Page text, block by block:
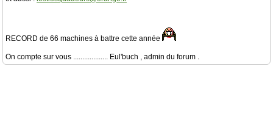
RECORD de 66 machines à battre cette année
On compte sur vous ................... Eul'buch , admin du forum .